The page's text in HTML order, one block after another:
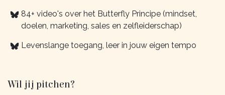
84+ video's over het Butterfly Principe (mindset,
doelen, marketing, sales en zelfleiderschap)
Levenslange toegang, leer in jouw eigen tempo
Wil jij pitchen?